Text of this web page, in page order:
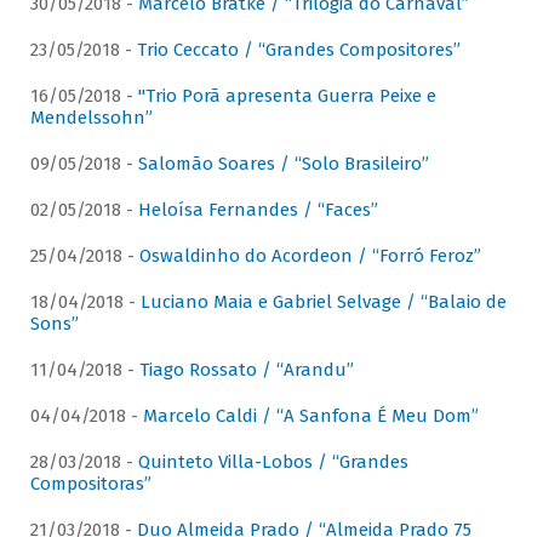
23/05/2018 - Trio Ceccato / “Grandes Compositores”
16/05/2018 - "Trio Porã apresenta Guerra Peixe e
Mendelssohn”
09/05/2018 - Salomão Soares / “Solo Brasileiro”
02/05/2018 - Heloísa Fernandes / “Faces”
25/04/2018 - Oswaldinho do Acordeon / “Forró Feroz”
18/04/2018 - Luciano Maia e Gabriel Selvage / “Balaio de
Sons”
11/04/2018 - Tiago Rossato / “Arandu”
04/04/2018 - Marcelo Caldi / “A Sanfona É Meu Dom”
28/03/2018 - Quinteto Villa-Lobos / “Grandes
Compositoras”
21/03/2018 - Duo Almeida Prado / “Almeida Prado 75